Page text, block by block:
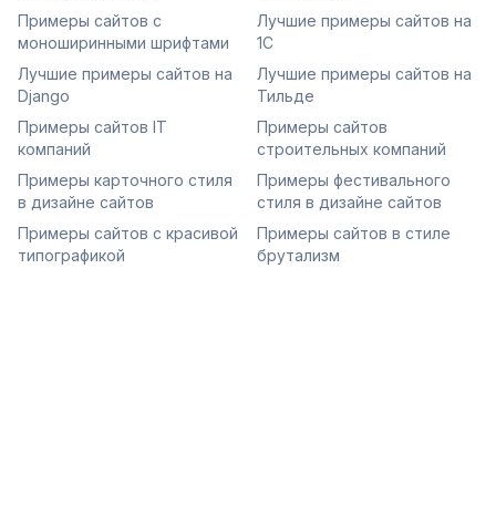
Примеры сайтов с
моноширинными шрифтами
Лучшие примеры сайтов на
1С
Лучшие примеры сайтов на
Django
Лучшие примеры сайтов на
Тильде
Примеры сайтов IT
компаний
Примеры сайтов
строительных компаний
Примеры карточного стиля
в дизайне сайтов
Примеры фестивального
стиля в дизайне сайтов
Примеры сайтов с красивой
типографикой
Примеры сайтов в стиле
брутализм